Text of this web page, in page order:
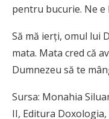
pentru bucurie. Ne e
Să mă ierți, omul lui
mata. Mata cred că
Dumnezeu să te
Sursa: Monahia
II, Editura Doxologia,